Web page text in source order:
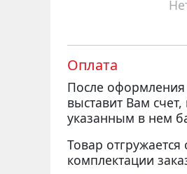
Оплата
После
выставит Вам
указанным в нем
Товар
комплектации